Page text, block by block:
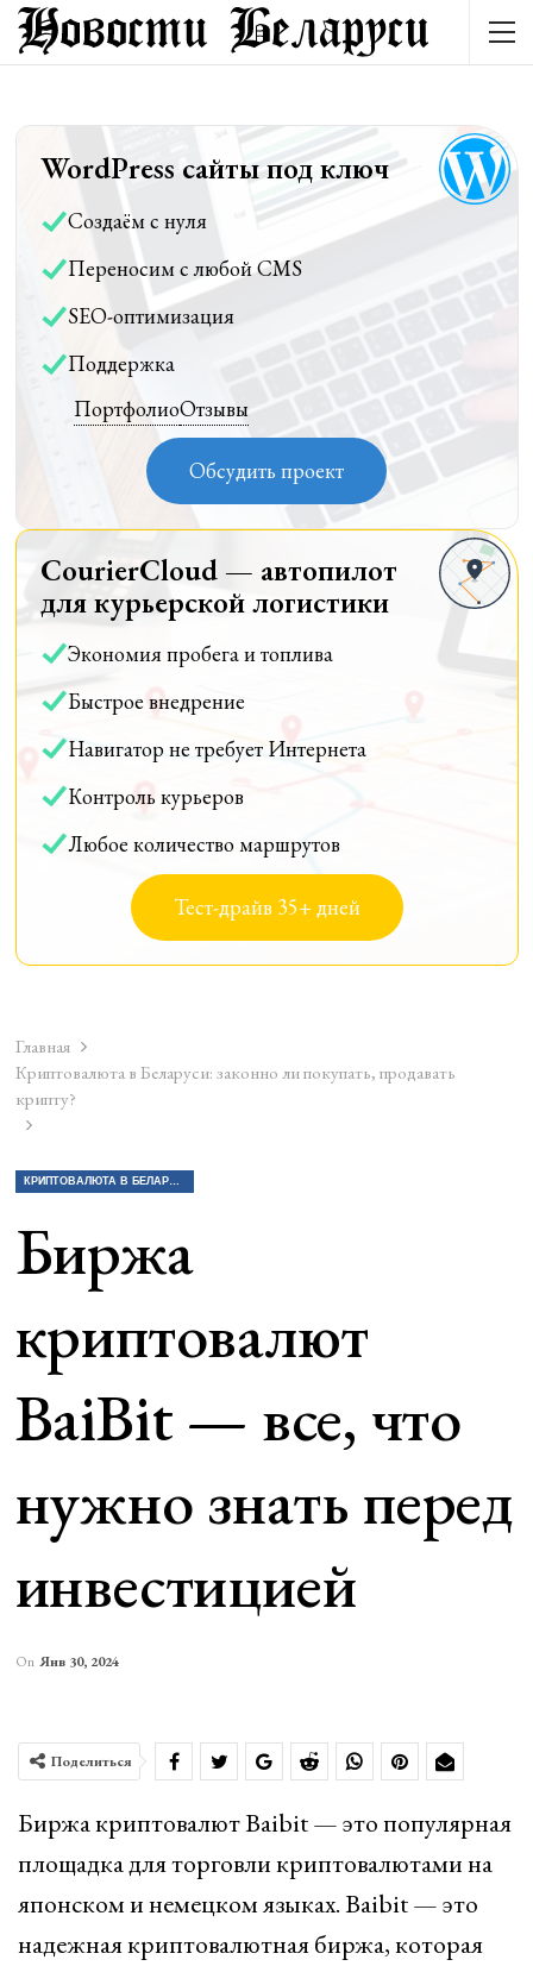
WordPress сайты под ключ
Создаём с нуля
Переносим с любой CMS
SEO-оптимизация
Поддержка
ПортфолиоОтзывы
Обсудить проект
CourierCloud — автопилот
для курьерской логистики
Экономия пробега и топлива
Быстрое внедрение
Навигатор не требует Интернета
Контроль курьеров
Любое количество маршрутов
Тест-драйв 35+ дней
Главная
Криптовалюта в Беларуси: законно ли покупать, продавать
крипту?
КРИПТОВАЛЮТА В БЕЛАРУСИ: ЗАКОННО ЛИ ПОКУПАТЬ, ПРОДАВАТЬ КРИПТУ?
Биржа
криптовалют
BaiBit — все, что
нужно знать перед
инвестицией
On Янв 30, 2024
Поделиться
Биржа криптовалют Baibit — это популярная
площадка для торговли криптовалютами на
японском и немецком языках. Baibit — это
надежная криптовалютная биржа, которая